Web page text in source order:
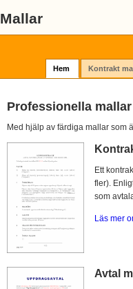
Mallar
Hem Kontrakt
Professionella
Med hjälp av färdiga mallar som
Ett
fler).
som
Läs mer
Avtal